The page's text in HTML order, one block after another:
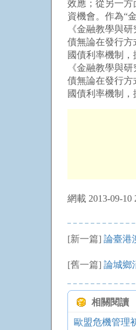
效應；從另一
資機會。作為“
《金融教學與
債無論在發行
國債利率機制
《金融教學與
債無論在發行
國債利率機制
網載 2013-09-10
[新一篇] 論臺港
[舊一篇] 論城鄉
相關閱讀
歐盟危機管理